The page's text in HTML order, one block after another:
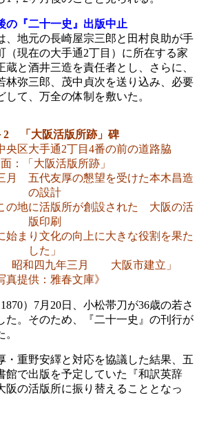
の『二十一史』出版中止
、地元の長崎屋宗三郎と田村良助が手
（現在の大手通2丁目）に所在する家
と酒井三造を責任者とし、さらに、
林弥三郎、茂中貞次を送り込み、必要
て、万全の体制を敷いた。
2 「大阪活版所跡」碑
区大手通2丁目4番の前の道路脇
：「大阪活版所跡」
月 五代友厚の懇望を受けた本木昌造
の設計
活版所が創設された 大阪の活
版印刷
化の向上に大きな役割を果た
した」
四九年三月 大阪市建立」
真提供：雅春文庫》
）7月20日、小松帯刀が36歳の若さ
た。そのため、『二十一史』の刊行が
・重野安繹と対応を協議した結果、五
館で出版を予定していた『和訳英辞
阪の活版所に振り替えることとなっ